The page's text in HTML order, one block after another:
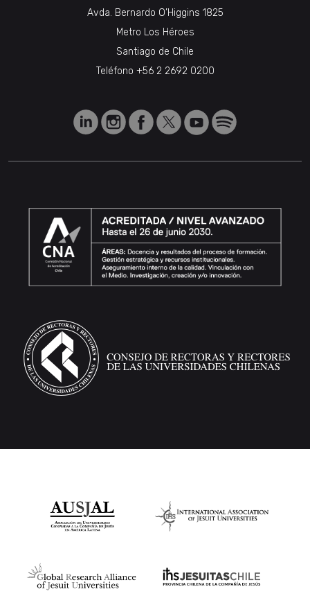
Avda. Bernardo O’Higgins 1825
Metro Los Héroes
Santiago de Chile
Teléfono +56 2 2692 0200